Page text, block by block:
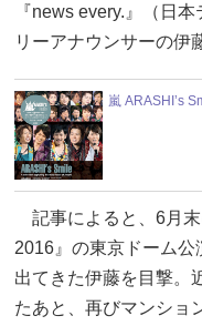
『news every.』（日
リーアナウンサーの伊
嵐 ARASHI’s
記事によると、6月
2016』の東京ドーム
出てきた伊藤を目撃。
たあと、再びマンショ